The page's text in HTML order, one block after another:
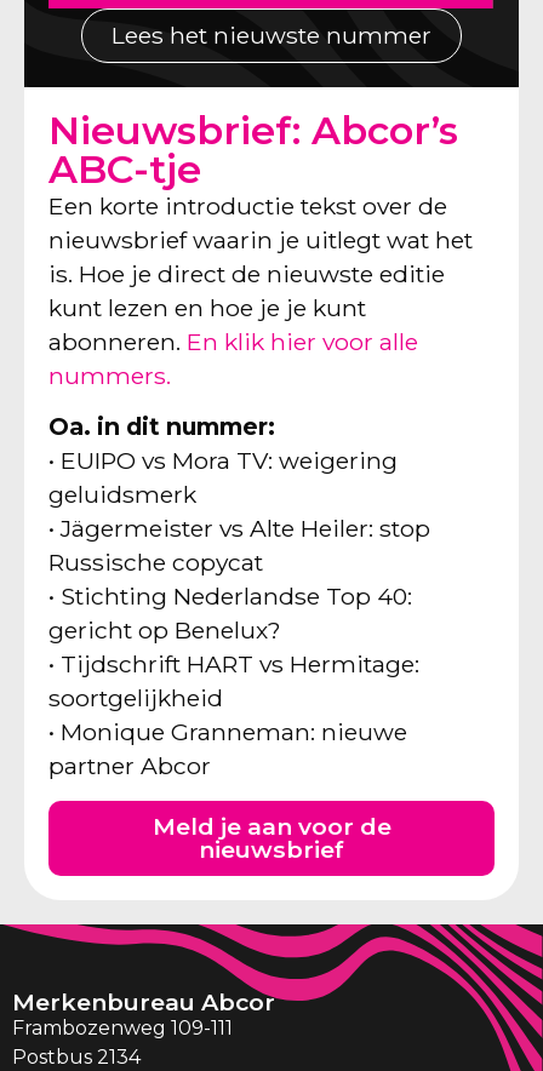
Lees het nieuwste nummer
Nieuwsbrief: Abcor’s
ABC-tje
Een korte introductie tekst over de
nieuwsbrief waarin je uitlegt wat het
is. Hoe je direct de nieuwste editie
kunt lezen en hoe je je kunt
abonneren. En klik hier voor alle
nummers.
Oa. in dit nummer:
• EUIPO vs Mora TV: weigering
geluidsmerk
• Jägermeister vs Alte Heiler: stop
Russische copycat
• Stichting Nederlandse Top 40:
gericht op Benelux?
• Tijdschrift HART vs Hermitage:
soortgelijkheid
• Monique Granneman: nieuwe
partner Abcor
Meld je aan voor de
nieuwsbrief
Merkenbureau Abcor
Frambozenweg 109-111
Postbus 2134